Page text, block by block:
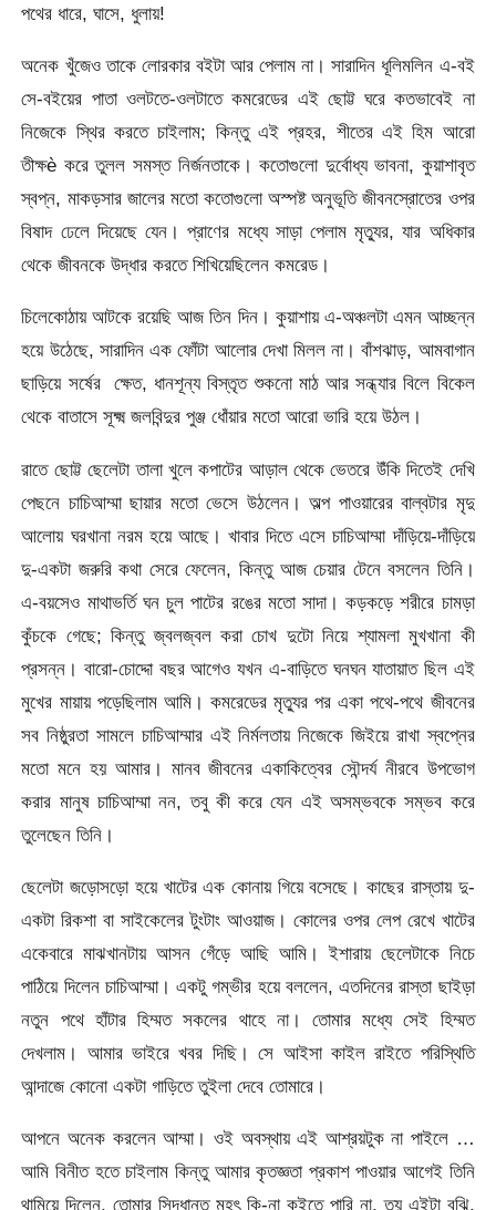
পথের ধারে, ঘাসে, ধুলায়!
অনেক খুঁজেও তাকে লোরকার বইটা আর পেলাম না। সারাদিন ধূলিমলিন এ-বই
সে-বইয়ের পাতা ওলটতে-ওলটাতে কমরেডের এই ছোট্ট ঘরে কতভাবেই না
নিজেকে স্থির করতে চাইলাম; কিন্তু এই প্রহর, শীতের এই হিম আরো
তীক্ষè করে তুলল সমস্ত নির্জনতাকে। কতোগুলো দুর্বোধ্য ভাবনা, কুয়াশাবৃত
স্বপ্ন, মাকড়সার জালের মতো কতোগুলো অস্পষ্ট অনুভূতি জীবনস্রোতের ওপর
বিষাদ ঢেলে দিয়েছে যেন। প্রাণের মধ্যে সাড়া পেলাম মৃত্যুর, যার অধিকার
থেকে জীবনকে উদ্ধার করতে শিখিয়েছিলেন কমরেড।
চিলেকোঠায় আটকে রয়েছি আজ তিন দিন। কুয়াশায় এ-অঞ্চলটা এমন আচ্ছন্ন
হয়ে উঠেছে, সারাদিন এক ফোঁটা আলোর দেখা মিলল না। বাঁশঝাড়, আমবাগান
ছাড়িয়ে সর্ষের ক্ষেত, ধানশূন্য বিস্তৃত শুকনো মাঠ আর সন্ধ্যার বিলে বিকেল
থেকে বাতাসে সূক্ষ্ম জলবিন্দুর পুঞ্জ ধোঁয়ার মতো আরো ভারি হয়ে উঠল।
রাতে ছোট্ট ছেলেটা তালা খুলে কপাটের আড়াল থেকে ভেতরে উঁকি দিতেই দেখি
পেছনে চাচিআম্মা ছায়ার মতো ভেসে উঠলেন। অল্প পাওয়ারের বাল্বটার মৃদু
আলোয় ঘরখানা নরম হয়ে আছে। খাবার দিতে এসে চাচিআম্মা দাঁড়িয়ে-দাঁড়িয়ে
দু-একটা জরুরি কথা সেরে ফেলেন, কিন্তু আজ চেয়ার টেনে বসলেন তিনি।
এ-বয়সেও মাথাভর্তি ঘন চুল পাটের রঙের মতো সাদা। কড়কড়ে শরীরে চামড়া
কুঁচকে গেছে; কিন্তু জ্বলজ্বল করা চোখ দুটো নিয়ে শ্যামলা মুখখানা কী
প্রসন্ন। বারো-চোদ্দো বছর আগেও যখন এ-বাড়িতে ঘনঘন যাতায়াত ছিল এই
মুখের মায়ায় পড়েছিলাম আমি। কমরেডের মৃত্যুর পর একা পথে-পথে জীবনের
সব নিষ্ঠুরতা সামলে চাচিআম্মার এই নির্মলতায় নিজেকে জিইয়ে রাখা স্বপ্নের
মতো মনে হয় আমার। মানব জীবনের একাকিত্বের সৌন্দর্য নীরবে উপভোগ
করার মানুষ চাচিআম্মা নন, তবু কী করে যেন এই অসম্ভবকে সম্ভব করে
তুলেছেন তিনি।
ছেলেটা জড়োসড়ো হয়ে খাটের এক কোনায় গিয়ে বসেছে। কাছের রাস্তায় দু-
একটা রিকশা বা সাইকেলের টুংটাং আওয়াজ। কোলের ওপর লেপ রেখে খাটের
একেবারে মাঝখানটায় আসন গেঁড়ে আছি আমি। ইশারায় ছেলেটাকে নিচে
পাঠিয়ে দিলেন চাচিআম্মা। একটু গম্ভীর হয়ে বললেন, এতদিনের রাস্তা ছাইড়া
নতুন পথে হাঁটার হিম্মত সকলের থাহে না। তোমার মধ্যে সেই হিম্মত
দেখলাম। আমার ভাইরে খবর দিছি। সে আইসা কাইল রাইতে পরিস্থিতি
আন্দাজে কোনো একটা গাড়িতে তুইলা দেবে তোমারে।
আপনে অনেক করলেন আম্মা। ওই অবস্থায় এই আশ্রয়টুক না পাইলে …
আমি বিনীত হতে চাইলাম কিন্তু আমার কৃতজ্ঞতা প্রকাশ পাওয়ার আগেই তিনি
থামিয়ে দিলেন, তোমার সিদ্ধান্ত মহৎ কি-না কইতে পারি না, তয় এইটা বুঝি,